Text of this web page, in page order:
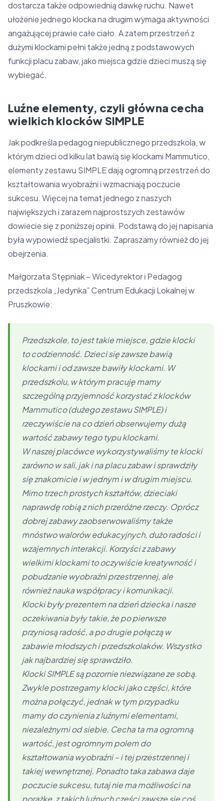
dostarcza także odpowiednią dawkę ruchu. Nawet
ułożenie jednego klocka na drugim wymaga aktywności
angażującej prawie całe ciało. A zatem przestrzeń z
dużymi klockami pełni także jedną z podstawowych
funkcji placu zabaw, jako miejsca gdzie dzieci muszą się
wybiegać.
Luźne elementy, czyli główna cecha
wielkich klocków SIMPLE
Jak podkreśla pedagog niepublicznego przedszkola, w
którym dzieci od kilku lat bawią się klockami Mammutico,
elementy zestawu SIMPLE dają ogromną przestrzeń do
kształtowania wyobraźni i wzmacniają poczucie
sukcesu. Więcej na temat jednego z naszych
największych i zarazem najprostszych zestawów
dowiecie się z poniższej opinii. Podstawą do jej napisania
była wypowiedź specjalistki. Zapraszamy również do jej
obejrzenia.
Małgorzata Stępniak – Wicedyrektor i Pedagog
przedszkola „Jedynka” Centrum Edukacji Lokalnej w
Pruszkowie:
Przedszkole, to jest takie miejsce, gdzie klocki
to codzienność. Dzieci się zawsze bawią
klockami i od zawsze bawiły klockami. W
przedszkolu, w którym pracuję mamy
szczególną przyjemność korzystać z klocków
Mammutico (dużego zestawu SIMPLE) i
rzeczywiście na co dzień obserwujemy dużą
wartość zabawy tego typu klockami.
W naszej placówce wykorzystywaliśmy te klocki
zarówno w sali, jak i na placu zabaw i sprawdziły
się znakomicie i w jednym i w drugim miejscu.
Mimo trzech prostych kształtów, dzieciaki
naprawdę robią z nich przeróżne rzeczy. Oprócz
dobrej zabawy zaobserwowaliśmy także
mnóstwo walorów edukacyjnych, dużo radości i
wzajemnych interakcji. Korzyści z zabawy
wielkimi klockami to oczywiście kreatywność i
pobudzanie wyobraźni przestrzennej, ale
również nauka współpracy i komunikacji.
Klocki były prezentem na dzień dziecka i nasze
oczekiwania były takie, że po pierwsze
przyniosą radość, a po drugie połączą w
zabawie młodszych i przedszkolaków. Wszystko
jak najbardziej się sprawdziło.
Klocki SIMPLE są pozornie niezwiązane ze sobą.
Zwykle postrzegamy klocki jako części, które
można połączyć, jednak w tym przypadku
mamy do czynienia z luźnymi elementami,
niezależnymi od siebie. Cecha ta ma ogromną
wartość, jest ogromnym polem do
kształtowania wyobraźni – i tej przestrzennej i
takiej wewnętrznej. Ponadto taka zabawa daje
poczucie sukcesu, tutaj nie ma możliwości na
porażkę, z takich luźnych części zawsze się coś